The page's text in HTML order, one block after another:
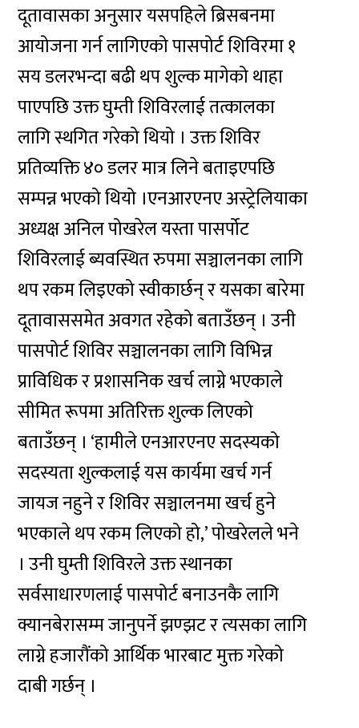
दूतावासका अनुसार यसपहिले ब्रिसबनमा
आयोजना गर्न लागिएको पासपोर्ट शिविरमा १
सय डलरभन्दा बढी थप शुल्क मागेको थाहा
पाएपछि उक्त घुम्ती शिविरलाई तत्कालका
लागि स्थगित गरेको थियो । उक्त शिविर
प्रतिव्यक्ति ४० डलर मात्र लिने बताइएपछि
सम्पन्न भएको थियो ।एनआरएनए अस्ट्रेलियाका
अध्यक्ष अनिल पोखरेल यस्ता पासर्पोट
शिविरलाई ब्यवस्थित रुपमा सञ्चालनका लागि
थप रकम लिइएको स्वीकार्छन् र यसका बारेमा
दूतावाससमेत अवगत रहेको बताउँछन् । उनी
पासपोर्ट शिविर सञ्चालनका लागि विभिन्न
प्राविधिक र प्रशासनिक खर्च लाग्ने भएकाले
सीमित रूपमा अतिरिक्त शुल्क लिएको
बताउँछन् । ‘हामीले एनआरएनए सदस्यको
सदस्यता शुल्कलाई यस कार्यमा खर्च गर्न
जायज नहुने र शिविर सञ्चालनमा खर्च हुने
भएकाले थप रकम लिएको हो,’ पोखरेलले भने
। उनी घुम्ती शिविरले उक्त स्थानका
सर्वसाधारणलाई पासपोर्ट बनाउनकै लागि
क्यानबेरासम्म जानुपर्ने झण्झट र त्यसका लागि
लाग्ने हजारौंको आर्थिक भारबाट मुक्त गरेको
दाबी गर्छन् ।